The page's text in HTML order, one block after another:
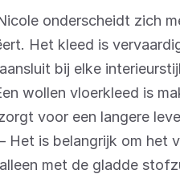
onderscheidt zich
Het kleed is
bij elke
wollen vloerkleed is
voor een langere
Het is belangrijk om
met de gladde